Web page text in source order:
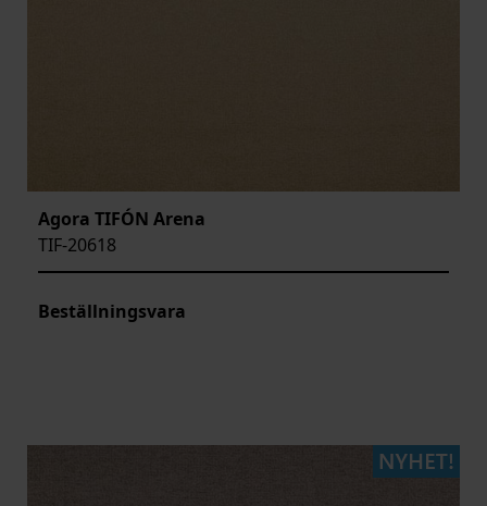
Agora TIFÓN Arena
TIF-20618
Beställningsvara